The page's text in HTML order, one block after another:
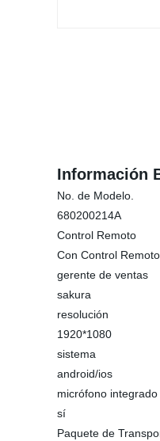
Información
No. de Modelo.
680200214A
Control Remoto
Con Control Remoto
gerente de ventas
sakura
resolución
1920*1080
sistema
android/ios
micrófono integrado
sí
Paquete de